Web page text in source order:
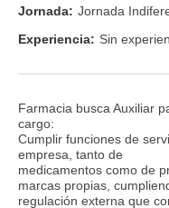
Jornada: Jornada
Experiencia: Sin
Farmacia busca Auxiliar
cargo:
Cumplir funciones de
empresa, tanto de
medicamentos como de
marcas propias,
regulación externa que